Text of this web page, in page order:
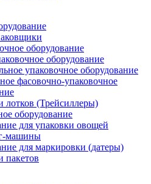
оборудование
оборудование
упаковочное оборудование
фасовочно-упаковочное
лотков (Трейсиллеры)
оборудование
для упаковки овощей
машины
для маркировки (датеры)
пакетов